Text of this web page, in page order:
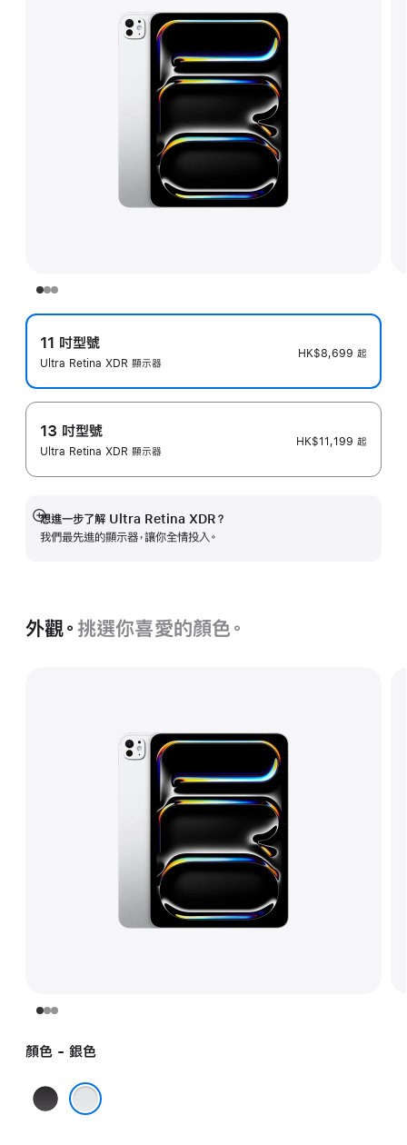
11 吋型號
Ultra Retina XDR 顯示器
HK$8,699 起
13 吋型號
Ultra Retina XDR 顯示器
HK$11,199 起
想進一步了解 Ultra Retina XDR？
我們最先進的顯示器，讓你全情投入。
顯
示
外觀。 挑選你喜愛的顏色。
顏色 - 銀色
太